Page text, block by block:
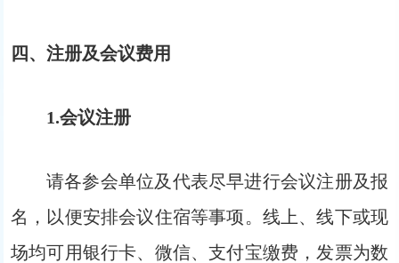
四、注册及会议费用
1.会议注册
请各参会单位及代表尽早进行会议注册及报
名，以便安排会议住宿等事项。线上、线下或现
场均可用银行卡、微信、支付宝缴费，发票为数